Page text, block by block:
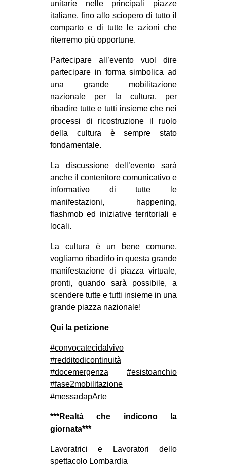
unitarie nelle principali piazze
italiane, fino allo sciopero di tutto il
comparto e di tutte le azioni che
riterremo più opportune.
Partecipare all’evento vuol dire
partecipare in forma simbolica ad
una grande mobilitazione
nazionale per la cultura, per
ribadire tutte e tutti insieme che nei
processi di ricostruzione il ruolo
della cultura è sempre stato
fondamentale.
La discussione dell’evento sarà
anche il contenitore comunicativo e
informativo di tutte le
manifestazioni, happening,
flashmob ed iniziative territoriali e
locali.
La cultura è un bene comune,
vogliamo ribadirlo in questa grande
manifestazione di piazza virtuale,
pronti, quando sarà possibile, a
scendere tutte e tutti insieme in una
grande piazza nazionale!
Qui la petizione
#convocatecidalvivo
#redditodicontinuità
#docemergenza
#esistoanchio
#fase2mobilitazione
#messadapArte
***Realtà che indicono la
giornata***
Lavoratrici e Lavoratori dello
spettacolo Lombardia